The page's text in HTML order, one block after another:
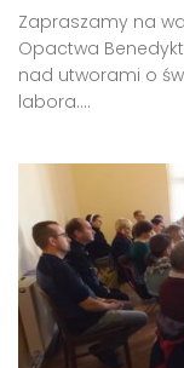
Zapraszamy na
Opactwa
nad utworami o
labora....